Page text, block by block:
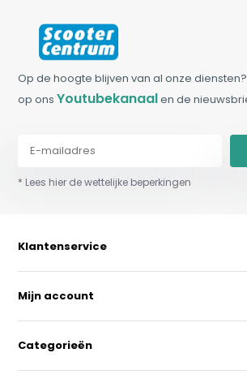
Op de hoogte blijven van al onze
op onsYoutubekanaalen de
* Lees hier de wettelijke beperkingen
Klantenservice
Mijn account
Categorieën